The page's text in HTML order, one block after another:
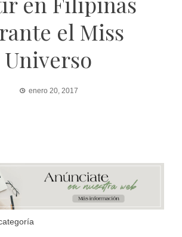
el Miss
Universo
enero 20, 2017